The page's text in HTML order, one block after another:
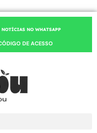
NOTÍCIAS NO WHATSAPP
DE ACESSO